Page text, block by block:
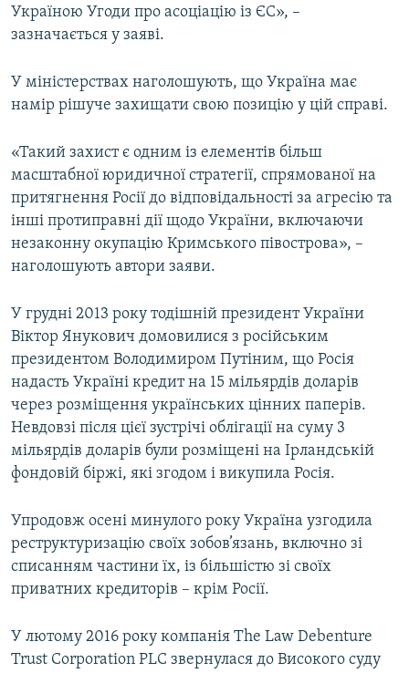
Україною Угоди про асоціацію із ЄС», –
зазначається у заяві.
У міністерствах наголошують, що Україна має
намір рішуче захищати свою позицію у цій справі.
«Такий захист є одним із елементів більш
масштабної юридичної стратегії, спрямованої на
притягнення Росії до відповідальності за агресію та
інші протиправні дії щодо України, включаючи
незаконну окупацію Кримського півострова», –
наголошують автори заяви.
У грудні 2013 року тодішній президент України
Віктор Янукович домовилися з російським
президентом Володимиром Путіним, що Росія
надасть Україні кредит на 15 мільярдів доларів
через розміщення українських цінних паперів.
Невдовзі після цієї зустрічі облігації на суму 3
мільярдів доларів були розміщені на Ірландській
фондовій біржі, які згодом і викупила Росія.
Упродовж осені минулого року Україна узгодила
реструктуризацію своїх зобов’язань, включно зі
списанням частини їх, із більшістю зі своїх
приватних кредиторів – крім Росії.
У лютому 2016 року компанія The Law Debenture
Trust Corporation PLC звернулася до Високого суду